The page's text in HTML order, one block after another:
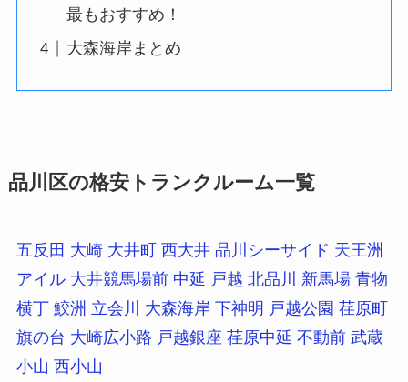
最もおすすめ！
大森海岸まとめ
品川区の格安トランクルーム一覧
五反田 大崎 大井町 西大井 品川シーサイド 天王洲
アイル 大井競馬場前 中延 戸越 北品川 新馬場 青物
横丁 鮫洲 立会川 大森海岸 下神明 戸越公園 荏原町
旗の台 大崎広小路 戸越銀座 荏原中延 不動前 武蔵
小山 西小山